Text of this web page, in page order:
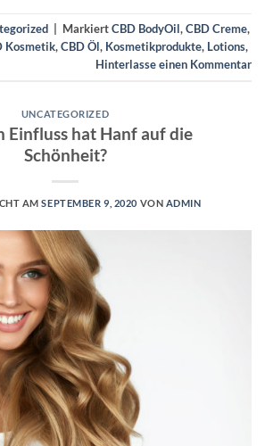
MarkiertCBD BodyOil,CBD Creme,
Kosmetik,CBD Öl, Kosmetikprodukte, Lotions,
Hinterlasse einen Kommentar
UNCATEGORIZED
Einfluss hat Hanf auf die
Schönheit?
AMSEPTEMBER 9, 2020 VON ADMIN